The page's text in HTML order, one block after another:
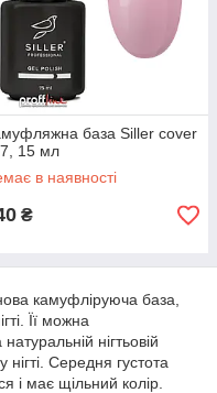
база Siller cover
15 мл
в наявності
₴
камуфліруюча база,
Її можна
нігтьовій
Середня густота
і має щільний колір.